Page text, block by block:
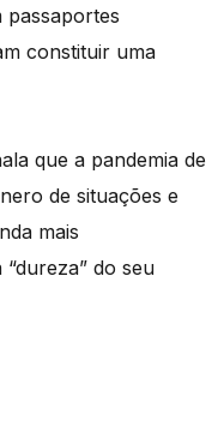
passaportes
constituir uma
que a pandemia de
de situações e
mais
do seu